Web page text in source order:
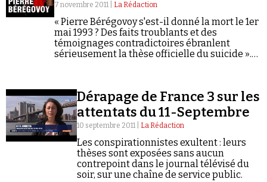
7 novembre 2011 | La Rédaction
« Pierre Bérégovoy s'est-il donné la mort le 1er
mai 1993 ? Des faits troublants et des
témoignages contradictoires ébranlent
sérieusement la thèse officielle du suicide ».
Dérapage de France 3 sur les
attentats du 11-Septembre
10 septembre 2011 | La Rédaction
Les conspirationnistes exultent : leurs
thèses sont exposées sans aucun
contrepoint dans le journal télévisé du
soir, sur une chaîne de service public.